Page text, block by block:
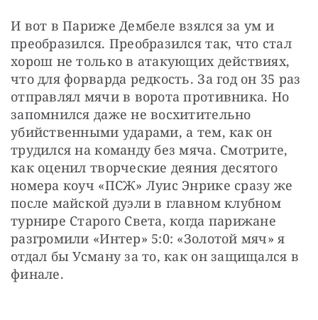
И вот в Париже Дембеле взялся за ум и
преобразился. Преобразился так, что стал
хорош не только в атакующих действиях,
что для форварда редкость. За год он 35 раз
отправлял мячи в ворота противника. Но
запомнился даже не восхитительно
убийственными ударами, а тем, как он
трудился на команду без мяча. Смотрите,
как оценил творческие деяния десятого
номера коуч «ПСЖ» Луис Энрике сразу же
после майской дуэли в главном клубном
турнире Старого Света, когда парижане
разгромили «Интер» 5:0: «Золотой мяч» я
отдал бы Усману за то, как он защищался в
финале.